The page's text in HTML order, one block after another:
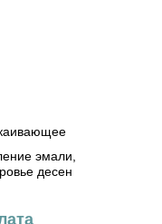
эмали,
десен